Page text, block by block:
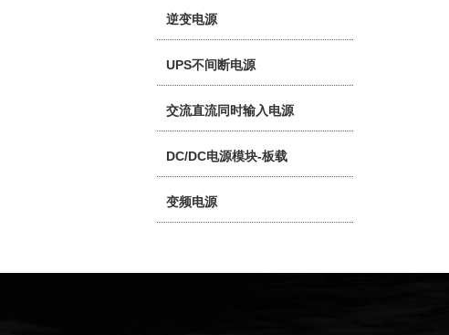
逆变电源
UPS不间断电源
交流直流同时输入电源
DC/DC电源模块-板载
变频电源